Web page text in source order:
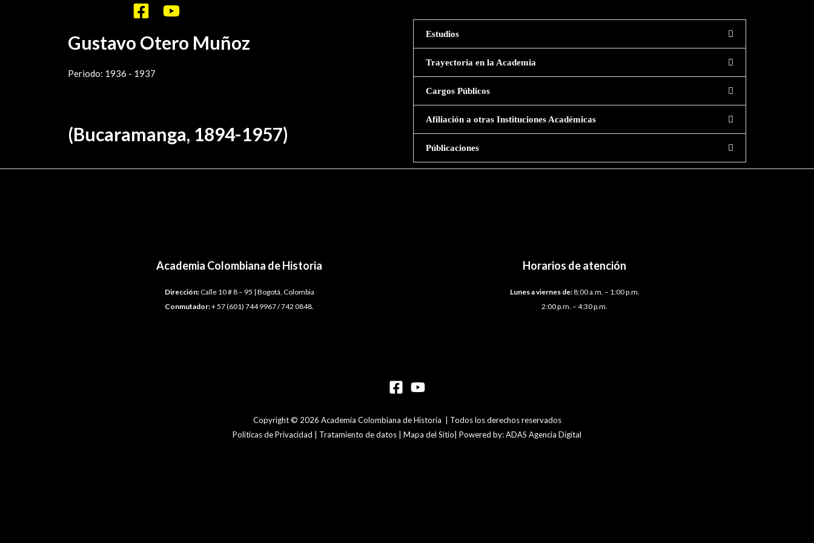
Gustavo Otero Muñoz
Periodo: 1936 - 1937
(Bucaramanga, 1894-1957)
Estudios
Trayectoria en la Academia
Cargos Públicos
Afiliación a otras Instituciones Académicas
Públicaciones
Academia Colombiana de Historia
Dirección:Calle 10 # 8 – 95 | Bogotá, Colombia
Conmutador:+ 57 (601) 744 9967 / 742 0848.
Horarios de atención
Lunes a viernes de:8:00 a.m. – 1:00 p.m.
2:00 p.m. – 4:30 p.m.
Copyright © 2026 Academia Colombiana de Historia | Todos los derechos reservados
Politicas de Privacidad | Tratamiento de datos | Mapa del Sitio| Powered by: ADAS Agencia Digital